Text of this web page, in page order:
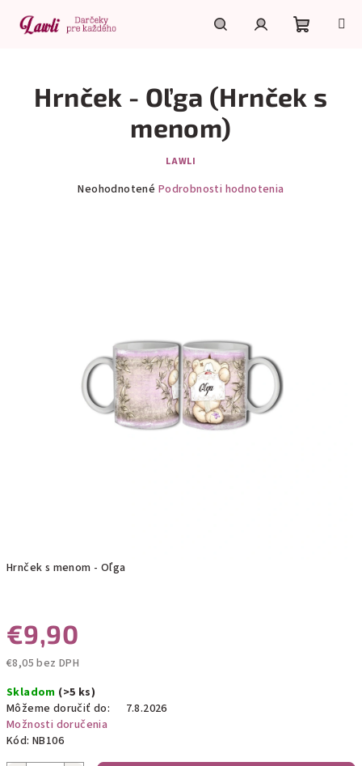
obsah
košík
Hrnček s menom - Oľga
€9,90
€8,05 bez DPH
cena:
Skladom (>5 ks)
Môžeme doručiť do:
7.8.2026
Možnosti doručenia
Kód: NB106
Hrnček - Oľga (Hrnček s
menom)
LAWLI
Neohodnotené Podrobnosti hodnotenia